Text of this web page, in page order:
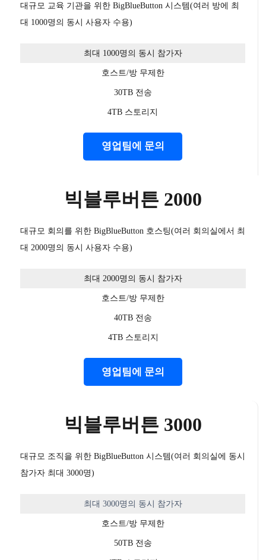
대규모 교육 기관을 위한 BigBlueButton 시스템(여러 방에 최
대 1000명의 동시 사용자 수용)
최대 1000명의 동시 참가자
호스트/방 무제한
30TB 전송
4TB 스토리지
영업팀에 문의
빅블루버튼 2000
대규모 회의를 위한 BigBlueButton 호스팅(여러 회의실에서 최
대 2000명의 동시 사용자 수용)
최대 2000명의 동시 참가자
호스트/방 무제한
40TB 전송
4TB 스토리지
영업팀에 문의
빅블루버튼 3000
대규모 조직을 위한 BigBlueButton 시스템(여러 회의실에 동시
참가자 최대 3000명)
최대 3000명의 동시 참가자
호스트/방 무제한
50TB 전송